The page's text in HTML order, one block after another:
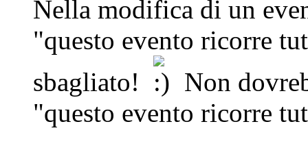
Nella modifica di un
"questo evento ricorre
sbagliato!
Non
"questo evento ricorre